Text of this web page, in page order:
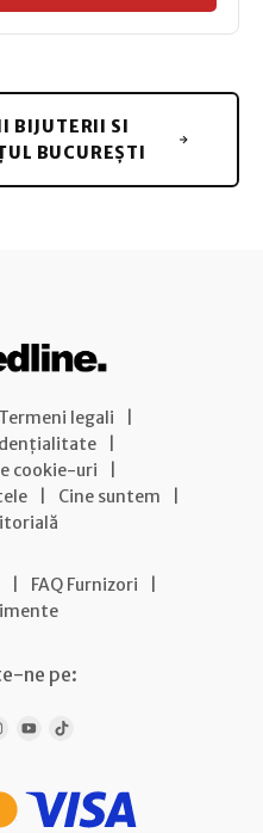
BIJUTERII SI
BUCUREȘTI
Termeni legali
cookie-uri
Cine suntem
FAQ Furnizori
ne pe: